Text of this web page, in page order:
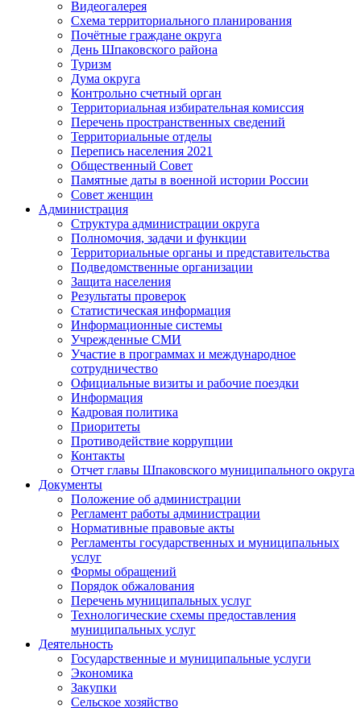
Видеогалерея
Схема территориального планирования
Почётные граждане округа
День Шпаковского района
Туризм
Дума округа
Контрольно счетный орган
Территориальная избирательная комиссия
Перечень пространственных сведений
Территориальные отделы
Перепись населения 2021
Общественный Совет
Памятные даты в военной истории России
Совет женщин
Администрация
Структура администрации округа
Полномочия, задачи и функции
Территориальные органы и представительства
Подведомственные организации
Защита населения
Результаты проверок
Статистическая информация
Информационные системы
Учрежденные СМИ
Участие в программах и международное
сотрудничество
Официальные визиты и рабочие поездки
Информация
Кадровая политика
Приоритеты
Противодействие коррупции
Контакты
Отчет главы Шпаковского муниципального округа
Документы
Положение об администрации
Регламент работы администрации
Нормативные правовые акты
Регламенты государственных и муниципальных
услуг
Формы обращений
Порядок обжалования
Перечень муниципальных услуг
Технологические схемы предоставления
муниципальных услуг
Деятельность
Государственные и муниципальные услуги
Экономика
Закупки
Сельское хозяйство